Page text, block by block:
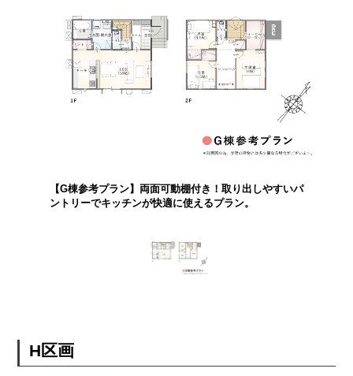
【G棟参考プラン】両面可動棚付き！取り出しやすいパ
ントリーでキッチンが快適に使えるプラン。
H区画